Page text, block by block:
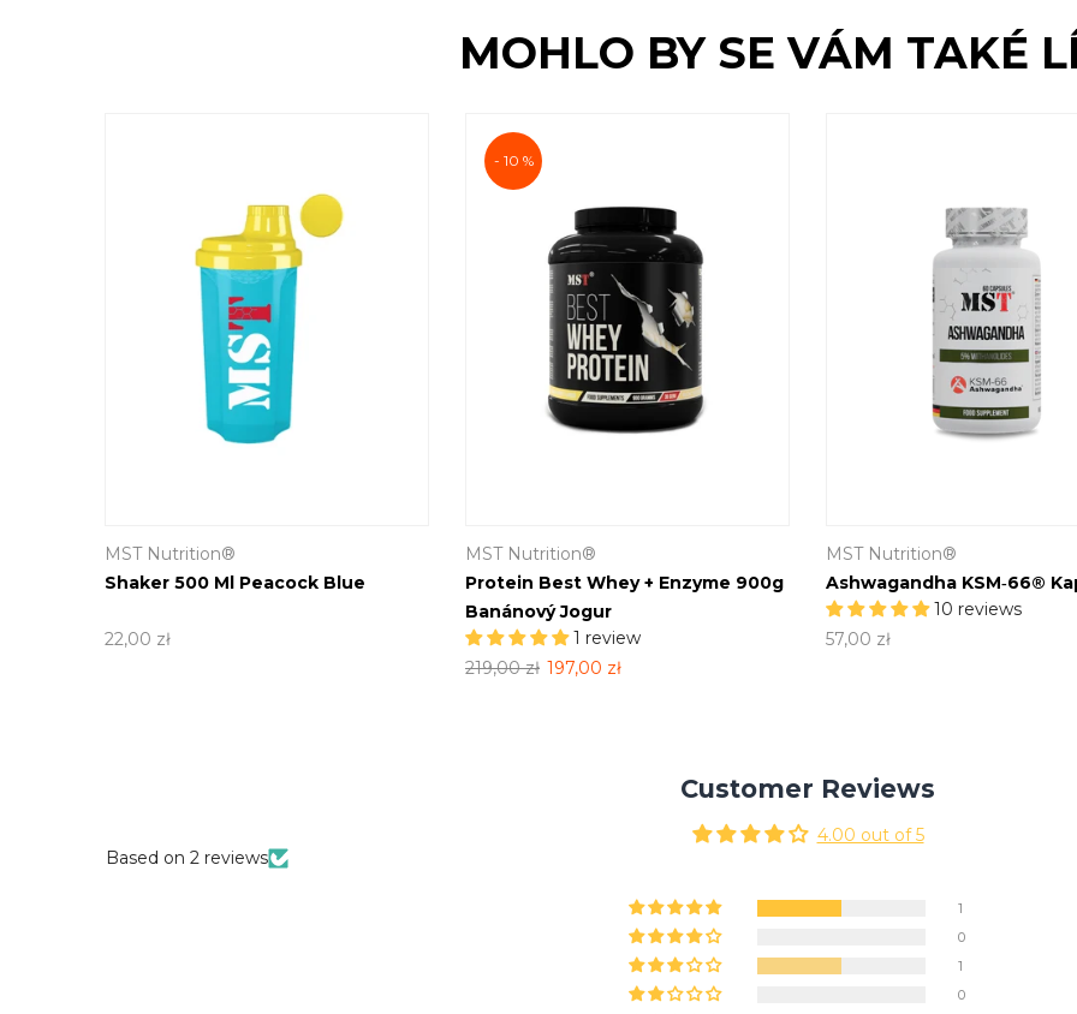
MOHLO BY SE VÁM TAKÉ
MST Nutrition®
Ashwagandha KSM‑66®
10 reviews
57,00 zł
MST Nutrition®
Shaker 500 Ml Peacock Blue
22,00 zł
- 10 %
MST Nutrition®
Protein Best Whey + Enzyme 900g
Banánový Jogur
1 review
219,00 zł 197,00 zł
Customer Reviews
4.00 out of 5
Based on 2 reviews
1
0
1
0